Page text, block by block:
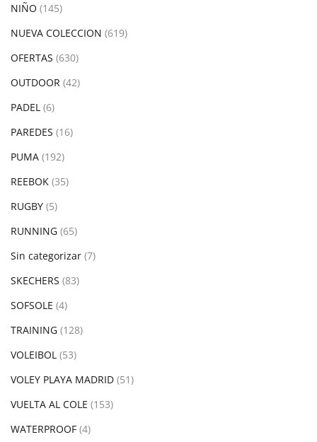
NIÑO (145)
NUEVA COLECCION (619)
OFERTAS (630)
OUTDOOR (42)
PADEL (6)
PAREDES (16)
PUMA (192)
REEBOK (35)
RUGBY (5)
RUNNING (65)
Sin categorizar (7)
SKECHERS (83)
SOFSOLE (4)
TRAINING (128)
VOLEIBOL (53)
VOLEY PLAYA MADRID (51)
VUELTA AL COLE (153)
WATERPROOF (4)